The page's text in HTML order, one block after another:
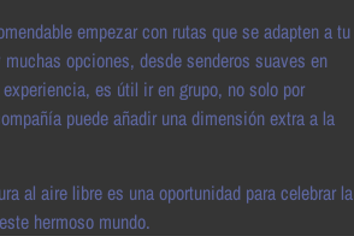
empezar con rutas que se adapten a tu
opciones, desde senderos suaves en
es útil ir en grupo, no solo por
puede añadir una dimensión extra a la
al aire libre es una oportunidad para celebrar la
hermoso mundo.